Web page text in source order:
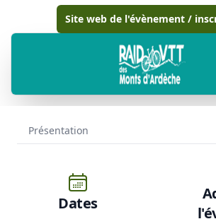
Site web de l'évènement /
Dates